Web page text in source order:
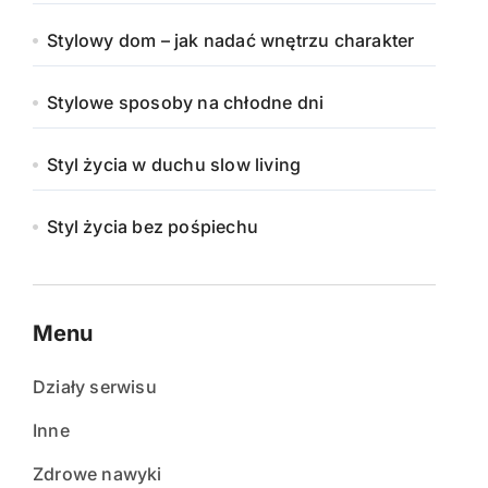
Stylowy dom – jak nadać wnętrzu charakter
Stylowe sposoby na chłodne dni
Styl życia w duchu slow living
Styl życia bez pośpiechu
Menu
Działy serwisu
Inne
Zdrowe nawyki